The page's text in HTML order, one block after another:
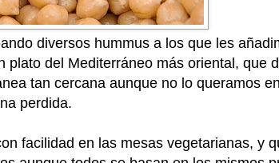
diversos hummus a los que les
del Mediterráneo más oriental, que
tan cercana aunque no lo queramos
perdida.
facilidad en las mesas vegetarianas, y